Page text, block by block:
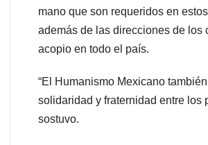
mano que son requeridos en
además de las direcciones de los
acopio en todo el país.
“El Humanismo Mexicano
solidaridad y fraternidad entre los
sostuvo.